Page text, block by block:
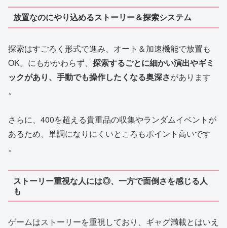
放置なのにやり込めるストーリー＆探索システム
探索はすごろく形式で進み、オート＆加速機能で放置も
OK。にもかかわらず、 探索するごとに細かい演出やギミ
ックがあり、手動でも操作したくなる奥深さがあります
。
さらに、400を超える貴重品の収集やランダムイベントが
あるため、単調になりにくいところもポイント高いです
。
ストーリー重視な人には◎、一方で面倒さを感じる人
も
ゲームはストーリーを重視しており、ギャグ満載とはいえ